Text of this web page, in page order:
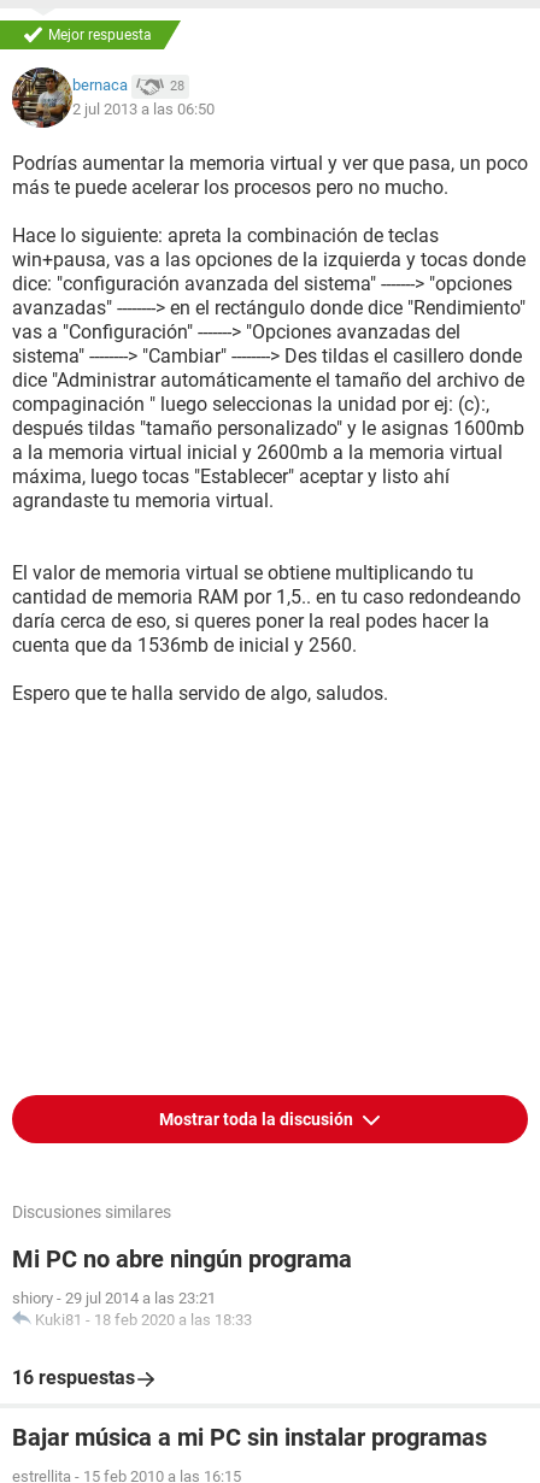
Mejor respuesta
bernaca 28
2 jul 2013 a las 06:50
Podrías aumentar la memoria virtual y ver que pasa, un poco
más te puede acelerar los procesos pero no mucho.
Hace lo siguiente: apreta la combinación de teclas
win+pausa, vas a las opciones de la izquierda y tocas donde
dice: "configuración avanzada del sistema" -------> "opciones
avanzadas" --------> en el rectángulo donde dice "Rendimiento"
vas a "Configuración" -------> "Opciones avanzadas del
sistema" --------> "Cambiar" --------> Des tildas el casillero donde
dice "Administrar automáticamente el tamaño del archivo de
compaginación " luego seleccionas la unidad por ej: (c):,
después tildas "tamaño personalizado" y le asignas 1600mb
a la memoria virtual inicial y 2600mb a la memoria virtual
máxima, luego tocas "Establecer" aceptar y listo ahí
agrandaste tu memoria virtual.
El valor de memoria virtual se obtiene multiplicando tu
cantidad de memoria RAM por 1,5.. en tu caso redondeando
daría cerca de eso, si queres poner la real podes hacer la
cuenta que da 1536mb de inicial y 2560.
Espero que te halla servido de algo, saludos.
Mostrar toda la discusión
Discusiones similares
Mi PC no abre ningún programa
shiory - 29 jul 2014 a las 23:21
Kuki81 - 18 feb 2020 a las 18:33
16 respuestas
Bajar música a mi PC sin instalar programas
estrellita - 15 feb 2010 a las 16:15